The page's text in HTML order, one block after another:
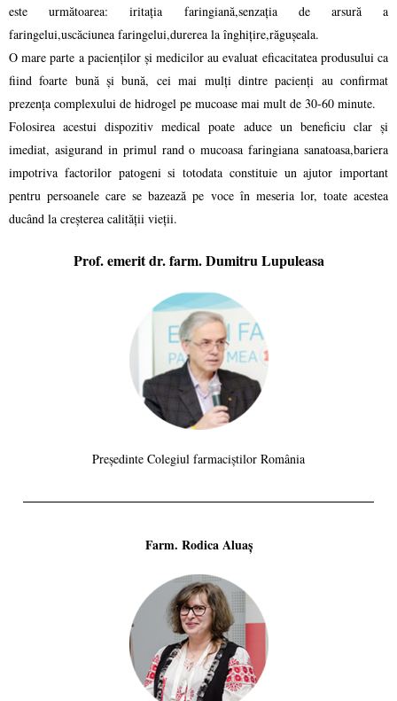
este următoarea: iritația faringiană,senzația de arsură a
faringelui,uscăciunea faringelui,durerea la înghițire,răgușeala.
O mare parte a pacienților și medicilor au evaluat eficacitatea produsului ca
fiind foarte bună și bună, cei mai mulți dintre pacienți au confirmat
prezența complexului de hidrogel pe mucoase mai mult de 30-60 minute.
Folosirea acestui dispozitiv medical poate aduce un beneficiu clar și
imediat, asigurand in primul rand o mucoasa faringiana sanatoasa,bariera
impotriva factorilor patogeni si totodata constituie un ajutor important
pentru persoanele care se bazează pe voce în meseria lor, toate acestea
ducând la creșterea calității vieții.
Prof. emerit dr. farm. Dumitru Lupuleasa
Președinte Colegiul farmaciștilor România
Farm. Rodica Aluaș